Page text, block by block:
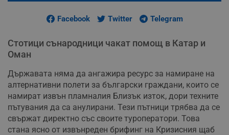
Facebook Twitter Telegram
Стотици сънародници чакат помощ в Катар и
Оман
Държавата няма да ангажира ресурс за намиране на
алтернативни полети за български граждани, които се
намират извън пламналия Близък изток, дори техните
пътувания да са анулирани. Тези пътници трябва да се
свържат директно със своите туроператори. Това
стана ясно от извънреден брифинг на Кризисния щаб